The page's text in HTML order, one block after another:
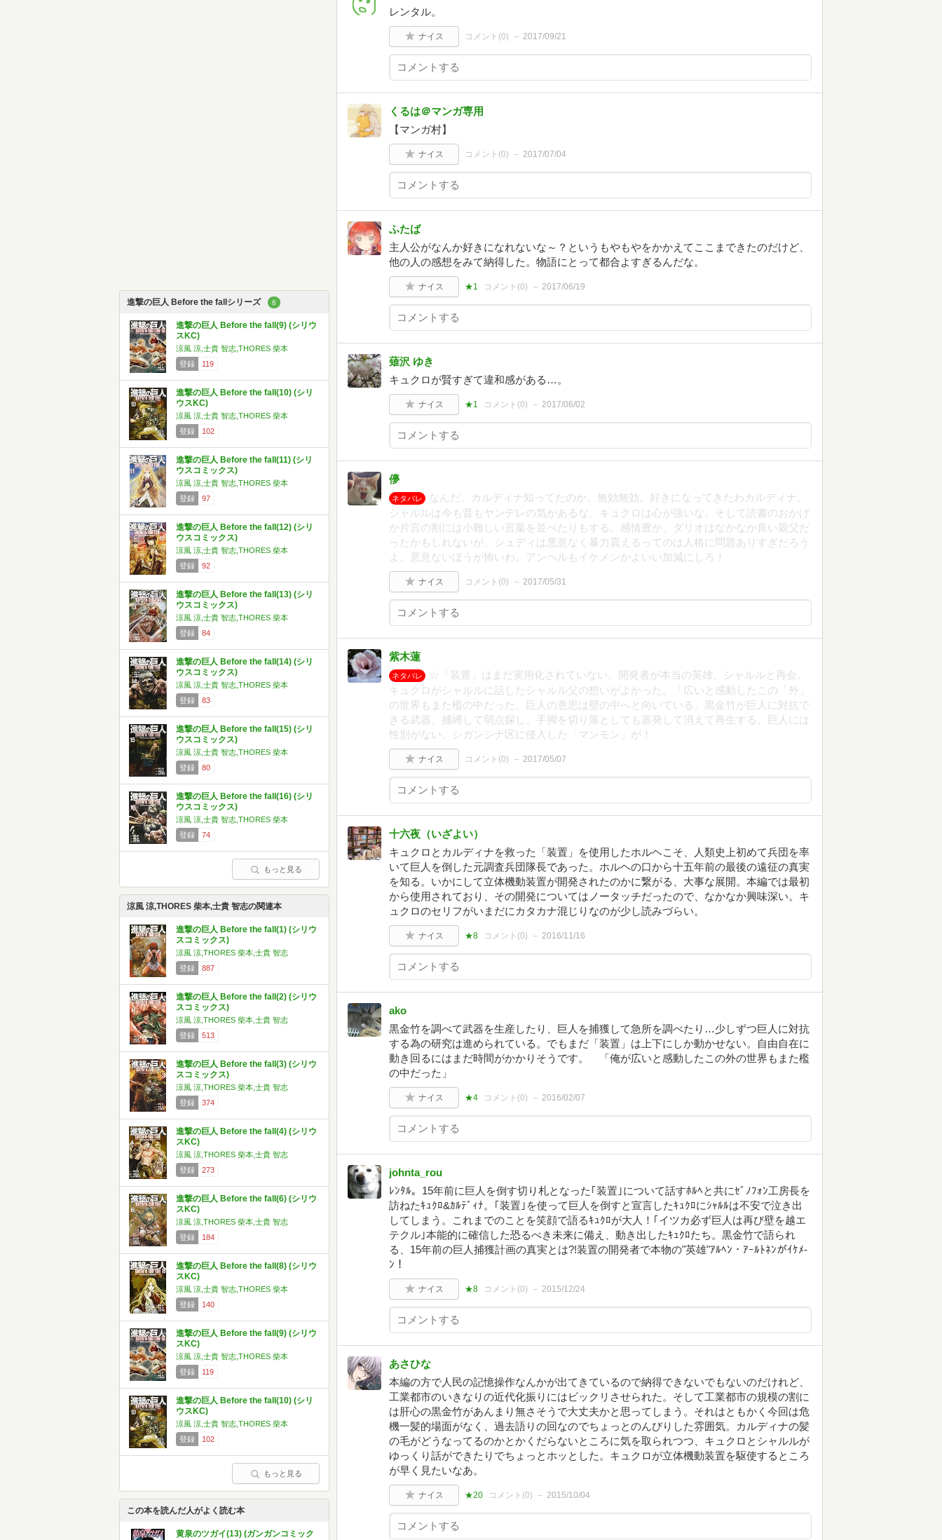
進撃の巨人 Before the fallシリーズ 8
進撃の巨人 Before the fall(9) (シリウ
スKC)
涼風 涼,士貴 智志,THORES 柴本
登録
119
進撃の巨人 Before the fall(10) (シリ
ウスKC)
涼風 涼,士貴 智志,THORES 柴本
登録
102
進撃の巨人 Before the fall(11) (シリ
ウスコミックス)
涼風 涼,士貴 智志,THORES 柴本
登録
97
進撃の巨人 Before the fall(12) (シリ
ウスコミックス)
涼風 涼,士貴 智志,THORES 柴本
登録
92
進撃の巨人 Before the fall(13) (シリ
ウスコミックス)
涼風 涼,士貴 智志,THORES 柴本
登録
84
進撃の巨人 Before the fall(14) (シリ
ウスコミックス)
涼風 涼,士貴 智志,THORES 柴本
登録
83
進撃の巨人 Before the fall(15) (シリ
ウスコミックス)
涼風 涼,士貴 智志,THORES 柴本
登録
80
進撃の巨人 Before the fall(16) (シリ
ウスコミックス)
涼風 涼,士貴 智志,THORES 柴本
登録
74
もっと見る
涼風 涼,THORES 柴本,士貴 智志の関連本
進撃の巨人 Before the fall(1) (シリウ
スコミックス)
涼風 涼,THORES 柴本,士貴 智志
登録
887
進撃の巨人 Before the fall(2) (シリウ
スコミックス)
涼風 涼,THORES 柴本,士貴 智志
登録
513
進撃の巨人 Before the fall(3) (シリウ
スコミックス)
涼風 涼,THORES 柴本,士貴 智志
登録
374
進撃の巨人 Before the fall(4) (シリウ
スKC)
涼風 涼,THORES 柴本,士貴 智志
登録
273
進撃の巨人 Before the fall(6) (シリウ
スKC)
涼風 涼,THORES 柴本,士貴 智志
登録
184
進撃の巨人 Before the fall(8) (シリウ
スKC)
涼風 涼,士貴 智志,THORES 柴本
登録
140
進撃の巨人 Before the fall(9) (シリウ
スKC)
涼風 涼,士貴 智志,THORES 柴本
登録
119
進撃の巨人 Before the fall(10) (シリ
ウスKC)
涼風 涼,士貴 智志,THORES 柴本
登録
102
もっと見る
この本を読んだ人がよく読む本
黄泉のツガイ(13) (ガンガンコミック
レンタル。
ナイス コメント(0) 2017/09/21
くるは＠マンガ専用
【マンガ村】
ナイス コメント(0) 2017/07/04
ふたば
主人公がなんか好きになれないな～？というもやもやをかかえてここまできたのだけど、
他の人の感想をみて納得した。物語にとって都合よすぎるんだな。
ナイス ★1 コメント(0) 2017/06/19
薙沢 ゆき
キュクロが賢すぎて違和感がある…。
ナイス ★1 コメント(0) 2017/06/02
儚
ネタバレ
なんだ、カルディナ知ってたのか。無効無効。好きになってきたわカルディナ。
シャルルは今も昔もヤンデレの気があるな。キュクロは心が強いな。そして読書のおかげ
か片言の割には小難しい言葉を並べたりもする。感情豊か。ダリオはなかなか良い親父だ
ったかもしれないが、シュディは悪意なく暴力震えるってのは人格に問題ありすぎだろう
よ。悪意ないほうが怖いわ。アンヘルもイケメンかよいい加減にしろ！
ナイス コメント(0) 2017/05/31
紫木蓮
ネタバレ
☆「装置」はまだ実用化されていない。開発者が本当の英雄。シャルルと再会。
キュクロがシャルルに話したシャルル父の想いがよかった。「広いと感動したこの「外」
の世界もまた檻の中だった、巨人の意思は壁の中へと向いている」黒金竹が巨人に対抗で
きる武器。捕縛して弱点探し。手脚を切り落としても蒸発して消えて再生する。巨人には
性別がない。シガンシナ区に侵入した「マンモン」が！
ナイス コメント(0) 2017/05/07
十六夜（いざよい）
キュクロとカルディナを救った「装置」を使用したホルヘこそ、人類史上初めて兵団を率
いて巨人を倒した元調査兵団隊長であった。ホルヘの口から十五年前の最後の遠征の真実
を知る。いかにして立体機動装置が開発されたのかに繋がる、大事な展開。本編では最初
から使用されており、その開発についてはノータッチだったので、なかなか興味深い。キ
ュクロのセリフがいまだにカタカナ混じりなのが少し読みづらい。
ナイス ★8 コメント(0) 2016/11/16
ako
黒金竹を調べて武器を生産したり、巨人を捕獲して急所を調べたり…少しずつ巨人に対抗
する為の研究は進められている。でもまだ「装置」は上下にしか動かせない。自由自在に
動き回るにはまだ時間がかかりそうです。 「俺が広いと感動したこの外の世界もまた檻
の中だった」
ナイス ★4 コメント(0) 2016/02/07
johnta_rou
ﾚﾝﾀﾙ。15年前に巨人を倒す切り札となった｢装置｣について話すﾎﾙﾍと共にｾﾞﾉﾌｫﾝ工房長を
訪ねたｷｭｸﾛ&ｶﾙﾃﾞｨﾅ。｢装置｣を使って巨人を倒すと宣言したｷｭｸﾛにｼｬﾙﾙは不安で泣き出
してしまう。これまでのことを笑顔で語るｷｭｸﾛが大人！｢イツカ必ず巨人は再び壁を越エ
テクル｣本能的に確信した恐るべき未来に備え、動き出したｷｭｸﾛたち。黒金竹で語られ
る、15年前の巨人捕獲計画の真実とは?!装置の開発者で本物の"英雄"ｱﾙﾍﾝ・ｱｰﾙﾄﾈﾝがｲｹﾒ-
ﾝ！
ナイス ★8 コメント(0) 2015/12/24
あさひな
本編の方で人民の記憶操作なんかが出てきているので納得できないでもないのだけれど、
工業都市のいきなりの近代化振りにはビックリさせられた。そして工業都市の規模の割に
は肝心の黒金竹があんまり無さそうで大丈夫かと思ってしまう。それはともかく今回は危
機一髪的場面がなく、過去語りの回なのでちょっとのんびりした雰囲気。カルディナの髪
の毛がどうなってるのかとかくだらないところに気を取られつつ、キュクロとシャルルが
ゆっくり話ができたりでちょっとホッとした。キュクロが立体機動装置を駆使するところ
が早く見たいなあ。
ナイス ★20 コメント(0) 2015/10/04